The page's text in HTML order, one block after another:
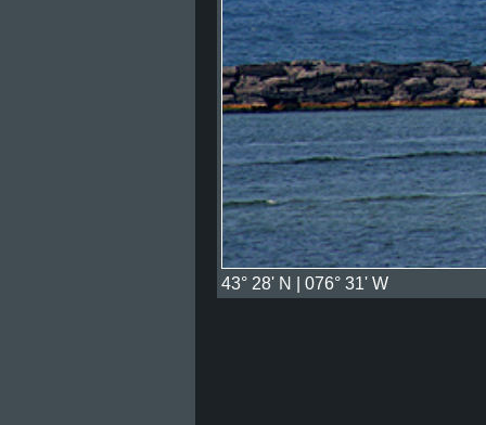
43° 28' N | 076° 31' W